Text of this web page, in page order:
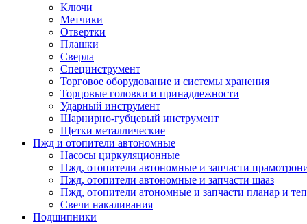
Ключи
Метчики
Отвертки
Плашки
Сверла
Специнструмент
Торговое оборудование и системы хранения
Торцовые головки и принадлежности
Ударный инструмент
Шарнирно-губцевый инструмент
Щетки металлические
Пжд и отопители автономные
Насосы циркуляционные
Пжд, отопители автономные и запчасти
Пжд, отопители автономные и запчасти шааз
Пжд, отопители атономные и запчасти планар и
Свечи накаливания
Подшипники